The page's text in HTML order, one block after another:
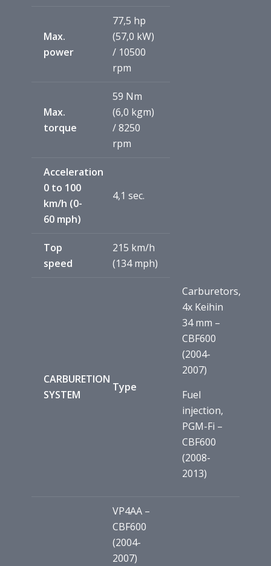
Max.
power
77,5 hp
(57,0 kW)
/ 10500
rpm
Max.
torque
59 Nm
(6,0 kgm)
/ 8250
rpm
Acceleration
0 to 100
km/h (0-
60 mph)
4,1 sec.
Top
speed
215 km/h
(134 mph)
CARBURETION
SYSTEM
Type
Carburetors,
4x Keihin
34 mm –
CBF600
(2004-
2007)
Fuel
injection,
PGM-Fi –
CBF600
(2008-
2013)
VP4AA –
CBF600
(2004-
2007)